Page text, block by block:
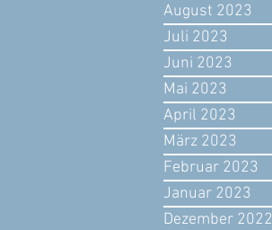
August 2023
Juli 2023
Juni 2023
Mai 2023
April 2023
März 2023
Februar 2023
Januar 2023
Dezember 2022